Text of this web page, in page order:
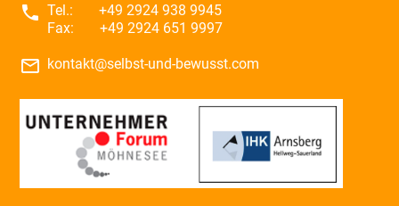
phone Tel.:
+49 2924 938 9945
Fax:
+49 2924 651 9997
mail_outline kontakt@selbst-und-bewusst.com